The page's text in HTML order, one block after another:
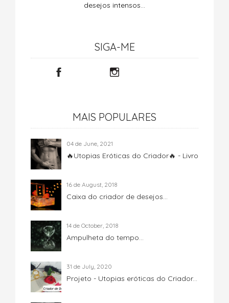
desejos intensos…
SIGA-ME
MAIS POPULARES
04 de June, 2021
🔥Utopias Eróticas do Criador🔥 - Livro
16 de August, 2018
Caixa do criador de desejos...
14 de October, 2018
Ampulheta do tempo...
31 de July, 2020
Projeto - Utopias eróticas do Criador...